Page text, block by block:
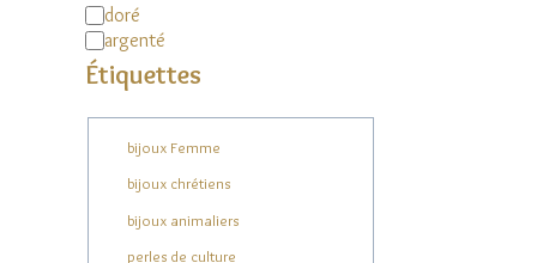
Couleur
doré
argenté
Étiquettes
Étiquette
bijoux Femme
bijoux chrétiens
bijoux animaliers
perles de culture